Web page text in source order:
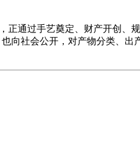
通过手艺奠定、财产开创、
向社会公开，对产物分类、出